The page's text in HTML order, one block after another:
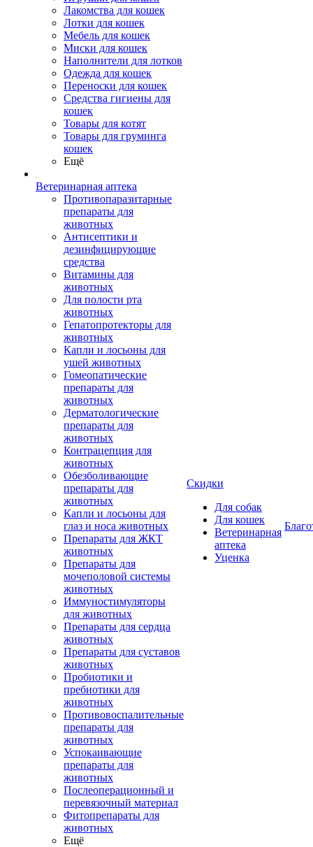
Лакомства для кошек
Лотки для кошек
Мебель для кошек
Миски для кошек
Наполнители для лотков
Одежда для кошек
Переноски для кошек
Средства гигиены для
кошек
Товары для котят
Товары для груминга
кошек
Ещё
Ветеринарная аптека
Противопаразитарные
препараты для
животных
Антисептики и
дезинфицирующие
средства
Витамины для
животных
Для полости рта
животных
Гепатопротекторы для
животных
Капли и лосьоны для
ушей животных
Гомеопатические
препараты для
животных
Дерматологические
препараты для
животных
Контрацепция для
животных
Обезболивающие
препараты для
животных
Капли и лосьоны для
глаз и носа животных
Препараты для ЖКТ
животных
Препараты для
мочеполовой системы
животных
Иммуностимуляторы
для животных
Препараты для сердца
животных
Препараты для суставов
животных
Пробиотики и
пребиотики для
животных
Противовоспалительные
препараты для
животных
Успокаивающие
препараты для
животных
Послеоперационный и
перевязочный материал
Фитопрепараты для
животных
Ещё
Скидки
Для собак
Для кошек
Ветеринарная
аптека
Уценка